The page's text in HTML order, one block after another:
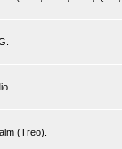
(Treo).